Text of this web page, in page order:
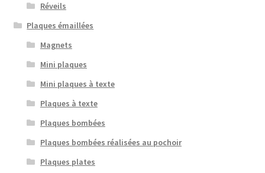
Réveils
Plaques émaillées
Magnets
Mini plaques
Mini plaques à texte
Plaques à texte
Plaques bombées
Plaques bombées réalisées au pochoir
Plaques plates